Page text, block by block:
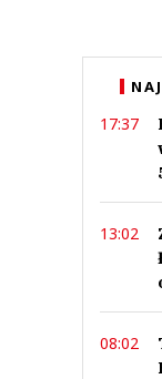
17:37
13:02
08:02